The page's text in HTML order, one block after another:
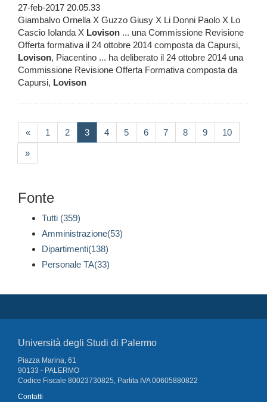
27-feb-2017 20.05.33
Giambalvo Ornella X Guzzo Giusy X Li Donni Paolo X Lo
Cascio Iolanda X Lovison ... una Commissione Revisione
Offerta formativa il 24 ottobre 2014 composta da Capursi,
Lovison, Piacentino ... ha deliberato il 24 ottobre 2014 una
Commissione Revisione Offerta Formativa composta da
Capursi, Lovison
« 1 2 3(current)
4 5 6 7 8 9 10
»
Fonte
Tutti (359)
Amministrazione(53)
Dipartimenti(138)
Personale TA(33)
Università degli Studi di Palermo
Piazza Marina, 61
90133 - PALERMO
Codice Fiscale 80023730825, Partita IVA 00605880822
Contatti